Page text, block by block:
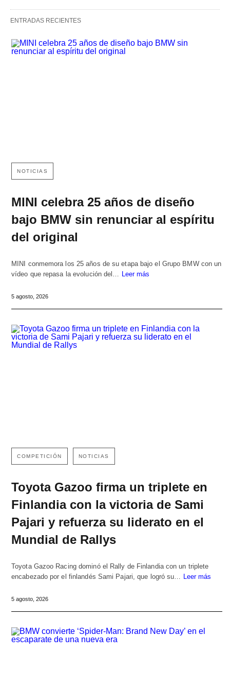
ENTRADAS RECIENTES
NOTICIAS
MINI celebra 25 años de diseño
bajo BMW sin renunciar al espíritu
del original
MINI conmemora los 25 años de su etapa bajo el Grupo BMW con un
vídeo que repasa la evolución del… Leer más
5 agosto, 2026
COMPETICIÓN NOTICIAS
Toyota Gazoo firma un triplete en
Finlandia con la victoria de Sami
Pajari y refuerza su liderato en el
Mundial de Rallys
Toyota Gazoo Racing dominó el Rally de Finlandia con un triplete
encabezado por el finlandés Sami Pajari, que logró su…
Leer más
5 agosto, 2026